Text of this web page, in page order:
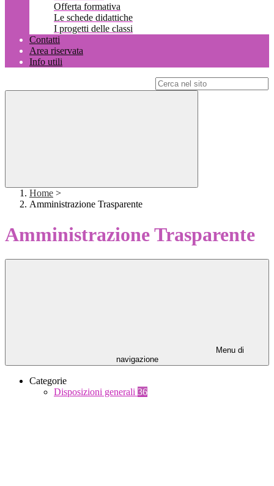
Offerta formativa
Le schede didattiche
I progetti delle classi
Contatti
Area riservata
Info utili
Home >
Amministrazione Trasparente
Amministrazione Trasparente
Menu di
navigazione
Categorie
Disposizioni generali 36